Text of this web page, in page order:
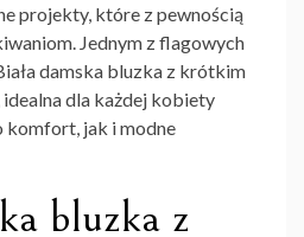
projekty, które z pewnością
Jednym z flagowych
damska bluzka z krótkim
idealna dla każdej kobiety
komfort, jak i modne
bluzka z